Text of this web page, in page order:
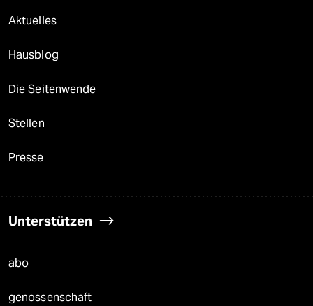
Aktuelles
Hausblog
Die Seitenwende
Stellen
Presse
Unterstützen
abo
genossenschaft